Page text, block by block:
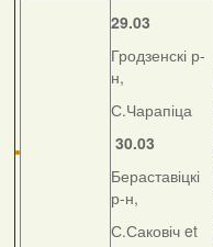
29.03
Гродзенскі р-
н,
С.Чарапіца
30.03
Бераставіцкі
р-н,
С.Саковіч et